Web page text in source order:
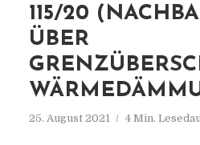
115/20
ÜBER
25. August 2021 4 Min.